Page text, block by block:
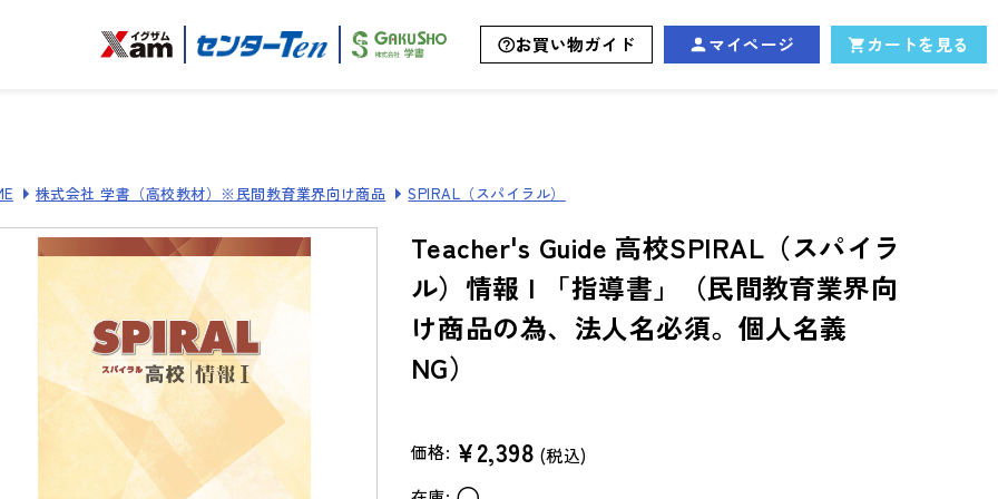
お買い物ガイド マイページ カートを見る
株式会社 学書（高校教材）※民間教育業界向け商品 SPIRAL（スパイラル）
Teacher's Guide 高校SPIRAL（スパイラ
ル）情報 I 「指導書」（民間教育業界向
け商品の為、法人名必須。個人名義
NG）
価格: ¥2,398 (税込)